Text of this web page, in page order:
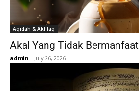
Aqidah & Akhlaq
Akal Yang Tidak Bermanfaat
admin - July 26, 2026